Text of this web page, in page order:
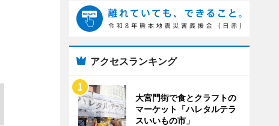
アクセスランキング
大宮門街で食とクラフトの
マーケット「ハレタルテラ
スいいもの市」